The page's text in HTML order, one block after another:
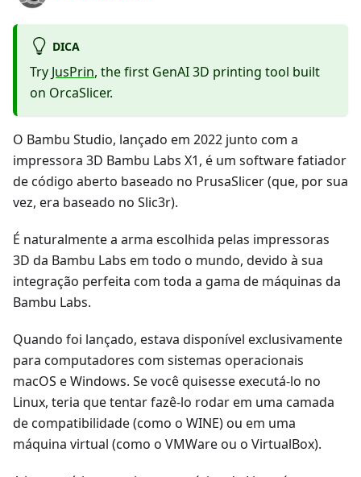
DICA
Try JusPrin, the first GenAI 3D printing tool built
on OrcaSlicer.
O Bambu Studio, lançado em 2022 junto com a
impressora 3D Bambu Labs X1, é um software fatiador
de código aberto baseado no PrusaSlicer (que, por sua
vez, era baseado no Slic3r).
É naturalmente a arma escolhida pelas impressoras
3D da Bambu Labs em todo o mundo, devido à sua
integração perfeita com toda a gama de máquinas da
Bambu Labs.
Quando foi lançado, estava disponível exclusivamente
para computadores com sistemas operacionais
macOS e Windows. Se você quisesse executá-lo no
Linux, teria que tentar fazê-lo rodar em uma camada
de compatibilidade (como o WINE) ou em uma
máquina virtual (como o VMWare ou o VirtualBox).